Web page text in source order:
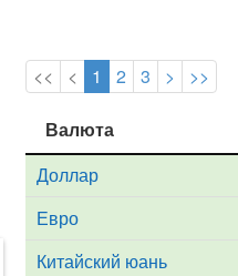
<< < 1 2 3 > >>
Валюта
Доллар
Евро
Китайский юань
Валюта